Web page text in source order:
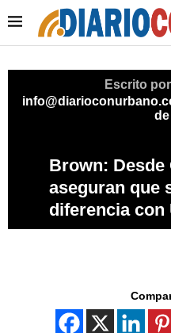
Escrito
de
Brown: Desde
aseguran que
diferencia con